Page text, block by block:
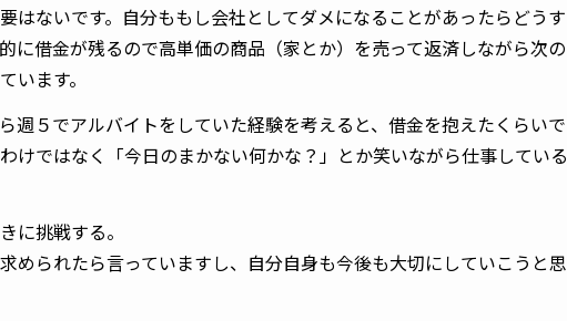
はないです。自分ももし会社としてダメになることがあったらどうす
に借金が残るので高単価の商品（家とか）を売って返済しながら次の
います。
週５でアルバイトをしていた経験を考えると、借金を抱えたくらいで
けではなく「今日のまかない何かな？」とか笑いながら仕事している
に挑戦する。
められたら言っていますし、自分自身も今後も大切にしていこうと思